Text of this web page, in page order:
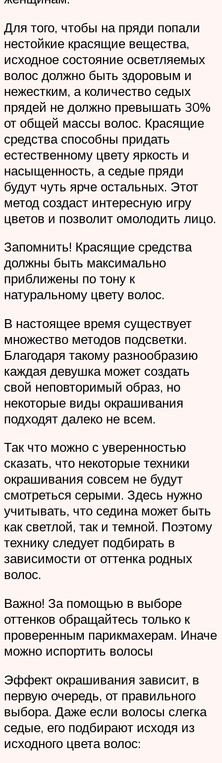
Для того, чтобы на пряди попали
нестойкие красящие вещества,
исходное состояние осветляемых
волос должно быть здоровым и
нежестким, а количество седых
прядей не должно превышать 30%
от общей массы волос. Красящие
средства способны придать
естественному цвету яркость и
насыщенность, а седые пряди
будут чуть ярче остальных. Этот
метод создаст интересную игру
цветов и позволит омолодить лицо.
Запомнить! Красящие средства
должны быть максимально
приближены по тону к
натуральному цвету волос.
В настоящее время существует
множество методов подсветки.
Благодаря такому разнообразию
каждая девушка может создать
свой неповторимый образ, но
некоторые виды окрашивания
подходят далеко не всем.
Так что можно с уверенностью
сказать, что некоторые техники
окрашивания совсем не будут
смотреться серыми. Здесь нужно
учитывать, что седина может быть
как светлой, так и темной. Поэтому
технику следует подбирать в
зависимости от оттенка родных
волос.
Важно! За помощью в выборе
оттенков обращайтесь только к
проверенным парикмахерам. Иначе
можно испортить волосы
Эффект окрашивания зависит, в
первую очередь, от правильного
выбора. Даже если волосы слегка
седые, его подбирают исходя из
исходного цвета волос: